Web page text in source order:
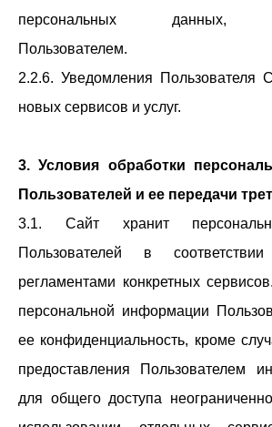
персональных данных,
Пользователем.
2.2.6. Уведомления Пользователя
новых сервисов и услуг.
3. Условия обработки
Пользователей и ее передачи
3.1. Сайт хранит
Пользователей в
регламентами конкретных
персональной информации
ее конфиденциальность, кроме
предоставления Пользователем
для общего доступа